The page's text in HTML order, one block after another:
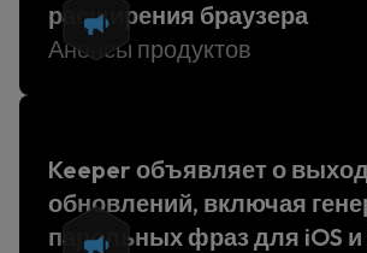
расширения браузера
Анонсы продуктов
Keeper объявляет о
обновлений, включая
парольных фраз для iOS